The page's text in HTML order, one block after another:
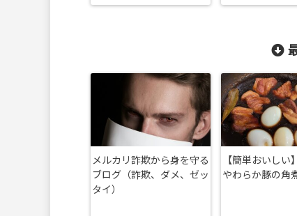
メルカリ詐欺から身を守る
ブログ（詐欺、ダメ、ゼッ
タイ）
【簡単おいしい
やわらか豚の角